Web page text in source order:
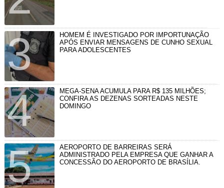
HOMEM É INVESTIGADO POR IMPORTUNAÇÃO
APÓS ENVIAR MENSAGENS DE CUNHO SEXUAL
PARA ADOLESCENTES
MEGA-SENA ACUMULA PARA R$ 135 MILHÕES;
CONFIRA AS DEZENAS SORTEADAS NESTE
DOMINGO
AEROPORTO DE BARREIRAS SERÁ
ADMINISTRADO PELA EMPRESA QUE GANHAR A
CONCESSÃO DO AEROPORTO DE BRASÍLIA.